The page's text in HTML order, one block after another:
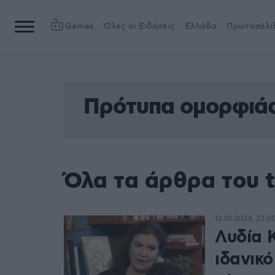
Games Όλες οι Ειδήσεις Ελλάδα
Πρότυπα
Όλα τα άρθρα του
Λυδία
12.01.2024, 23:00